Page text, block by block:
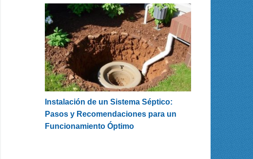
Instalación de un Sistema Séptico:
Pasos y Recomendaciones para un
Funcionamiento Óptimo